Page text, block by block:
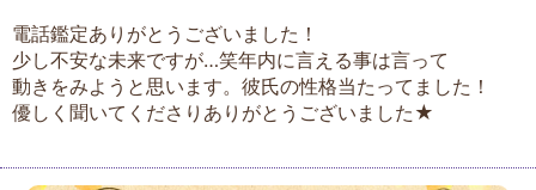
電話鑑定ありがとうございました！
少し不安な未来ですが…笑年内に言える事は言って
動きをみようと思います。彼氏の性格当たってました！
優しく聞いてくださりありがとうございました★